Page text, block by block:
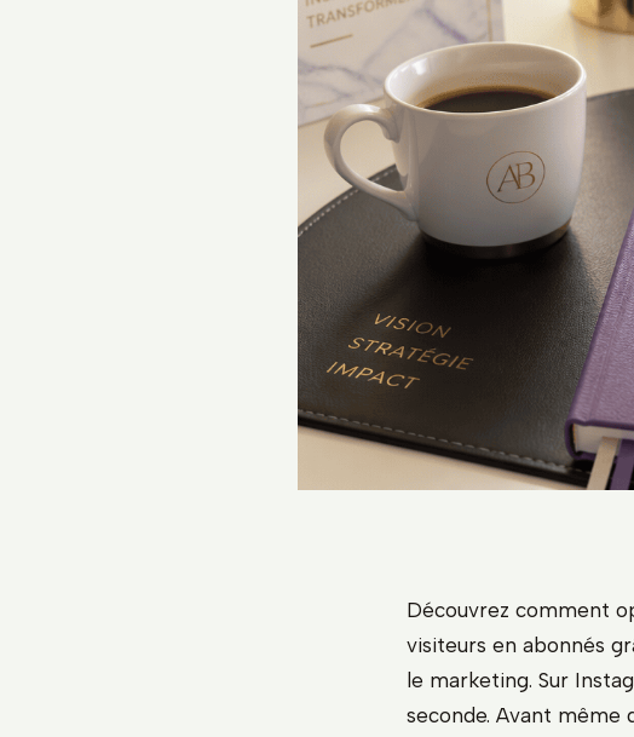
Découvrez comment
visiteurs en abonnés
le marketing. Sur
seconde. Avant même